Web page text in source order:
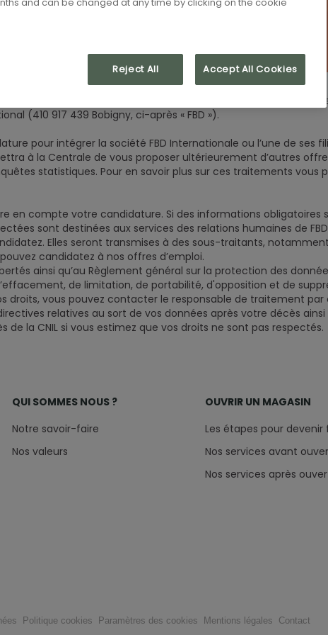
site https ://recrutement.fbd-group.com/fr/annonces font
(410 917 439 Bobigny, ci-après « FBD »).
pour intégrer la société FBD Internationale ou l’une de ses
à la Centrale de vous proposer ultérieurement d’autres
statistiques. Pour en savoir plus sur ces traitements vous
en compte votre candidature. Si des informations obligatoires
sont destinées aux services des relations humaines de
Elles seront transmises à des sous-traitants,
candidatez à nos offres d’emploi.
ainsi qu’au Règlement général sur la protection des
de limitation, de portabilité, d'opposition et de
droits, vous pouvez contacter le responsable de traitement par
relatives au sort de vos données après votre décès ainsi
la CNIL si vous estimez que vos droits ne sont pas respectés.
QUI SOMMES NOUS ?
Notre savoir-faire
Nos valeurs
OUVRIR UN MAGASIN
Les étapes pour devenir
Nos services avant
Nos services après
Politique cookies Paramètres des cookies Mentions légales Contact
Reject All Accept All Cookies